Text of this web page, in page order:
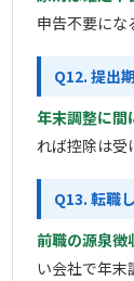
申告不要にな
Q12. 提出
年末調整に間
れば控除は受
Q13. 転職
前職の源泉徴
い会社で年末